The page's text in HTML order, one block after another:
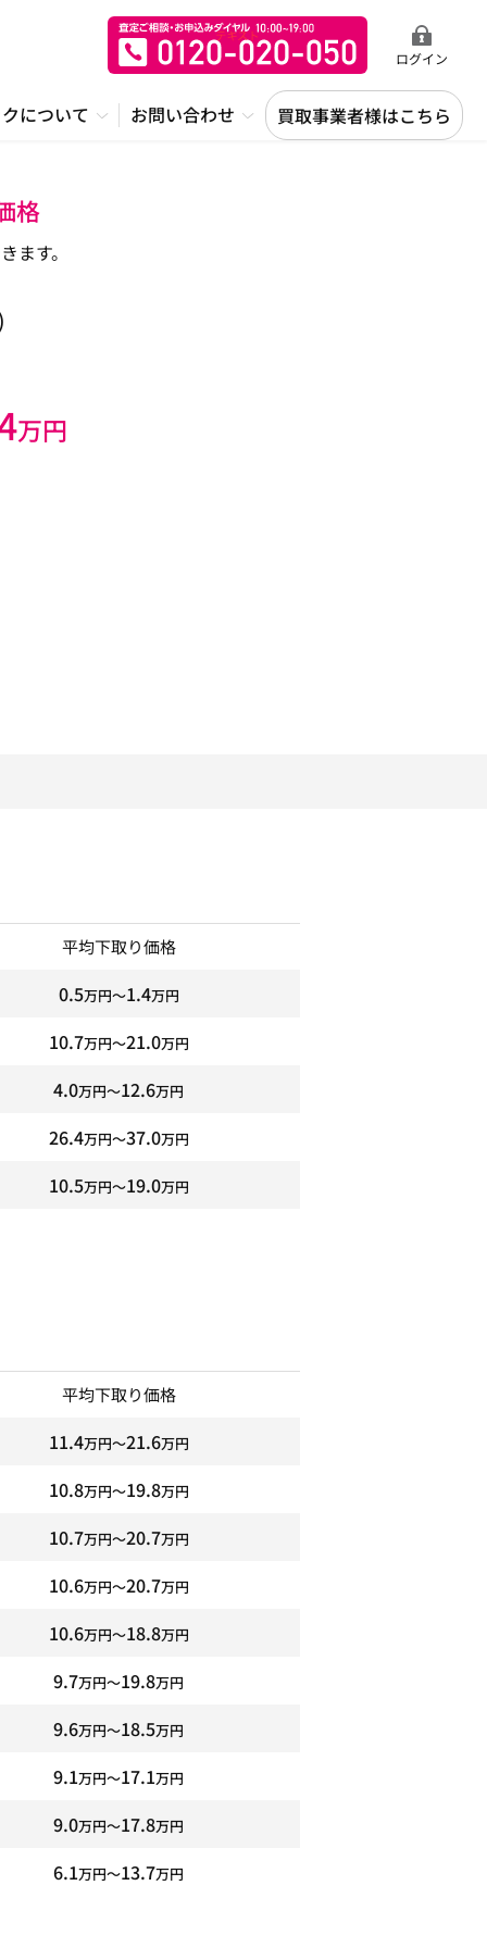
ログイン
について お問い合わせ 買取事業者様はこちら
格
ます。
万円
平均下取り価格
0.5万円〜1.4万円
10.7万円〜21.0万円
4.0万円〜12.6万円
26.4万円〜37.0万円
10.5万円〜19.0万円
平均下取り価格
11.4万円〜21.6万円
10.8万円〜19.8万円
10.7万円〜20.7万円
10.6万円〜20.7万円
10.6万円〜18.8万円
9.7万円〜19.8万円
9.6万円〜18.5万円
9.1万円〜17.1万円
9.0万円〜17.8万円
6.1万円〜13.7万円